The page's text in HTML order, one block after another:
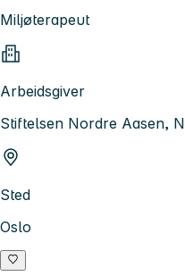
Miljøterapeut
Arbeidsgiver
Stiftelsen Nordre Aasen,
Sted
Oslo